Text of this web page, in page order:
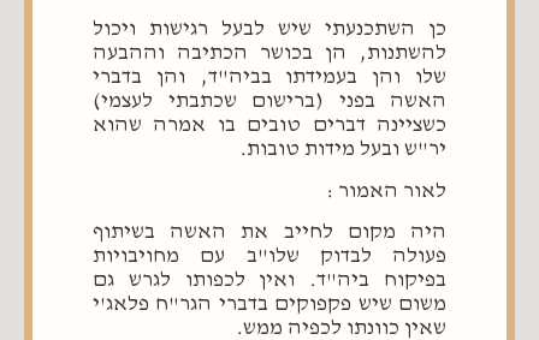
כן השתכנעתי שיש לבעל רגישות ויכול
להשתנות, הן בכושר הכתיבה וההבעה
שלו והן בעמידתו בביה"ד, והן בדברי
האשה בפני (ברישום שכתבתי לעצמי)
כשציינה דברים טובים בו אמרה שהוא
יר"ש ובעל מידות טובות.
לאור האמור :
היה מקום לחייב את האשה בשיתוף
פעולה לבדוק שלו"ב עם מחויבויות
בפיקוח ביה"ד. ואין לכפותו לגרש גם
משום שיש פקפוקים בדברי הגר"ח פלאג'י
שאין כוונתו לכפיה ממש.